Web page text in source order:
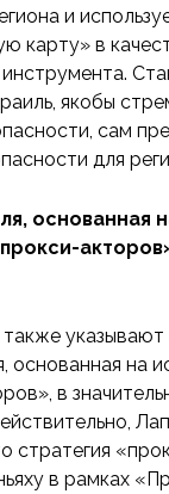
и
карту» в
якобы
сам
для
основанная
указывают
основанная на
в
стратегия
в рамках